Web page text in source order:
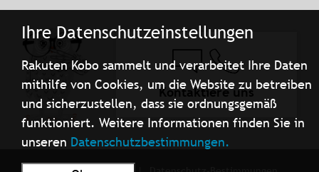
Ihre Datenschutzeinstellungen
Rakuten Kobo sammelt und verarbeitet Ihre Daten
mithilfe von Cookies, um die Website zu betreiben
und sicherzustellen, dass sie ordnungsgemäß
funktioniert. Weitere Informationen finden Sie in
unseren Datenschutzbestimmungen.
Kontaktiere uns